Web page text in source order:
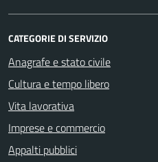
CATEGORIE DI SERVIZIO
Anagrafe e stato civile
Cultura e tempo libero
Vita lavorativa
Imprese e commercio
Appalti pubblici